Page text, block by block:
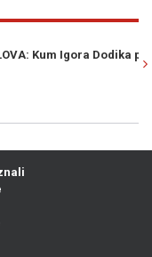
Igora Dodika preuzima